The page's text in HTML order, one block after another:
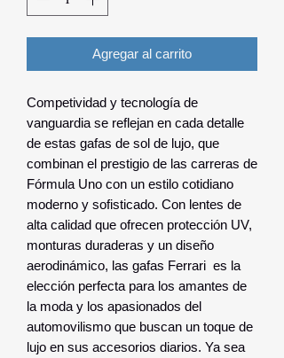
Agregar al carrito
Competividad y tecnología de
vanguardia se reflejan en cada detalle
de estas gafas de sol de lujo, que
combinan el prestigio de las carreras de
Fórmula Uno con un estilo cotidiano
moderno y sofisticado. Con lentes de
alta calidad que ofrecen protección UV,
monturas duraderas y un diseño
aerodinámico, las gafas Ferrari es la
elección perfecta para los amantes de
la moda y los apasionados del
automovilismo que buscan un toque de
lujo en sus accesorios diarios. Ya sea